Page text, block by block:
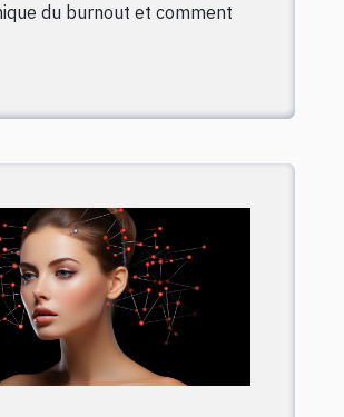
du burnout et comment